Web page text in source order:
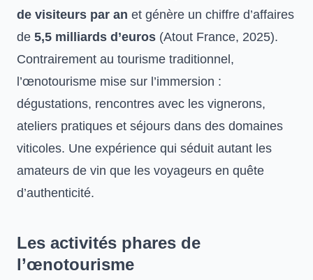
de visiteurs par an et génère un chiffre d’affaires
de 5,5 milliards d’euros (Atout France, 2025).
Contrairement au tourisme traditionnel,
l’œnotourisme mise sur l’immersion :
dégustations, rencontres avec les vignerons,
ateliers pratiques et séjours dans des domaines
viticoles. Une expérience qui séduit autant les
amateurs de vin que les voyageurs en quête
d’authenticité.
Les activités phares de
l’œnotourisme